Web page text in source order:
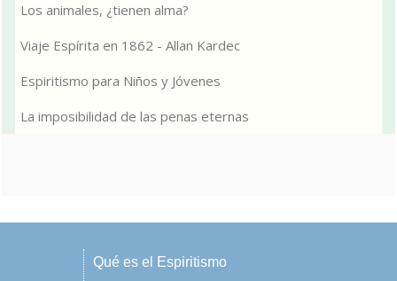
Los animales, ¿tienen alma?
Viaje Espírita en 1862 - Allan Kardec
Espiritismo para Niños y Jóvenes
La imposibilidad de las penas eternas
Qué es el Espiritismo